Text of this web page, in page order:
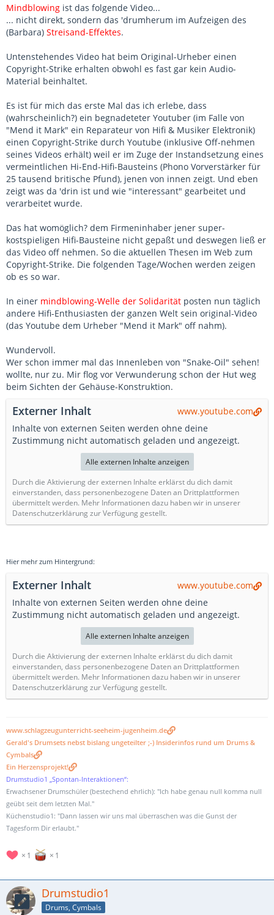
Mindblowing ist das folgende Video...
... nicht direkt, sondern das 'drumherum im Aufzeigen des
(Barbara) Streisand-Effektes.
Untenstehendes Video hat beim Original-Urheber einen
Copyright-Strike erhalten obwohl es fast gar kein Audio-
Material beinhaltet.
Es ist für mich das erste Mal das ich erlebe, dass
(wahrscheinlich?) ein begnadeteter Youtuber (im Falle von
"Mend it Mark" ein Reparateur von Hifi & Musiker Elektronik)
einen Copyright-Strike durch Youtube (inklusive Off-nehmen
seines Videos erhält) weil er im Zuge der Instandsetzung eines
vermeintlichen Hi-End-Hifi-Bausteins (Phono Vorverstärker für
25 tausend britische Pfund), jenen von innen zeigt. Und eben
zeigt was da 'drin ist und wie "interessant" gearbeitet und
verarbeitet wurde.
Das hat womöglich? dem Firmeninhaber jener super-
kostspieligen Hifi-Bausteine nicht gepaßt und deswegen ließ er
das Video off nehmen. So die aktuellen Thesen im Web zum
Copyright-Strike. Die folgenden Tage/Wochen werden zeigen
ob es so war.
In einer mindblowing-Welle der Solidarität posten nun täglich
andere Hifi-Enthusiasten der ganzen Welt sein original-Video
(das Youtube dem Urheber "Mend it Mark" off nahm).
Wundervoll.
Wer schon immer mal das Innenleben von "Snake-Oil" sehen!
wollte, nur zu. Mir flog vor Verwunderung schon der Hut weg
beim Sichten der Gehäuse-Konstruktion.
Externer Inhalt
www.youtube.com
Inhalte von externen Seiten werden ohne deine
Zustimmung nicht automatisch geladen und angezeigt.
Alle externen Inhalte anzeigen
Durch die Aktivierung der externen Inhalte erklärst du dich damit
einverstanden, dass personenbezogene Daten an Drittplattformen
übermittelt werden. Mehr Informationen dazu haben wir in unserer
Datenschutzerklärung zur Verfügung gestellt.
Hier mehr zum Hintergrund:
Externer Inhalt
www.youtube.com
Inhalte von externen Seiten werden ohne deine
Zustimmung nicht automatisch geladen und angezeigt.
Alle externen Inhalte anzeigen
Durch die Aktivierung der externen Inhalte erklärst du dich damit
einverstanden, dass personenbezogene Daten an Drittplattformen
übermittelt werden. Mehr Informationen dazu haben wir in unserer
Datenschutzerklärung zur Verfügung gestellt.
www.schlagzeugunterricht-seeheim-jugenheim.de
Gerald's Drumsets nebst bislang ungeteilter ;-) Insiderinfos rund um Drums &
Cymbals
Ein Herzensprojekt!
Drumstudio1 „Spontan-Interaktionen“:
Erwachsener Drumschüler (bestechend ehrlich): "Ich habe genau null komma null
geübt seit dem letzten Mal."
Küchenstudio1: "Dann lassen wir uns mal überraschen was die Gunst der
Tagesform Dir erlaubt."
1 1
Drumstudio1
Drums, Cymbals